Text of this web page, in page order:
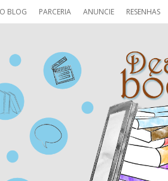
BLOG PARCERIA ANUNCIE RESENHAS